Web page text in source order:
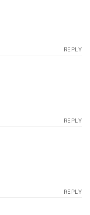
REPLY
REPLY
REPLY